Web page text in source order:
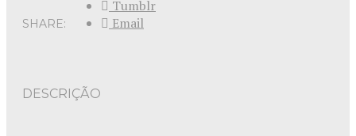
SHARE:
Tumblr
Email
DESCRIÇÃO